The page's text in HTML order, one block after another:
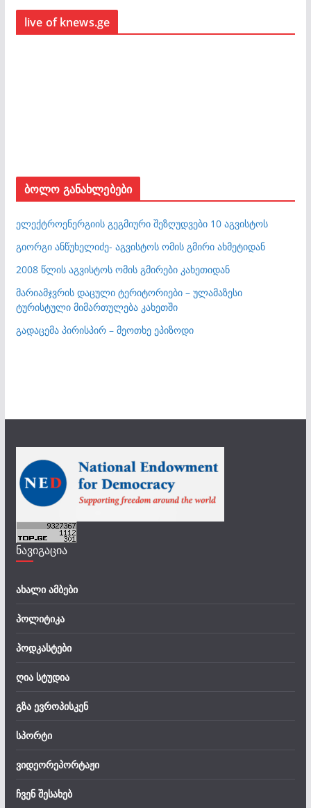
live of knews.ge
ბოლო განახლებები
ელექტროენერგიის გეგმიური შეზღუდვები 10 აგვისტოს
გიორგი ანწუხელიძე- აგვისტოს ომის გმირი ახმეტიდან
2008 წლის აგვისტოს ომის გმირები კახეთიდან
მარიამჯვრის დაცული ტერიტორიები – ულამაზესი
ტურისტული მიმართულება კახეთში
გადაცემა პირისპირ – მეოთხე ეპიზოდი
ნავიგაცია
ახალი ამბები
პოლიტიკა
პოდკასტები
ღია სტუდია
გზა ევროპისკენ
სპორტი
ვიდეორეპორტაჟი
ჩვენ შესახებ